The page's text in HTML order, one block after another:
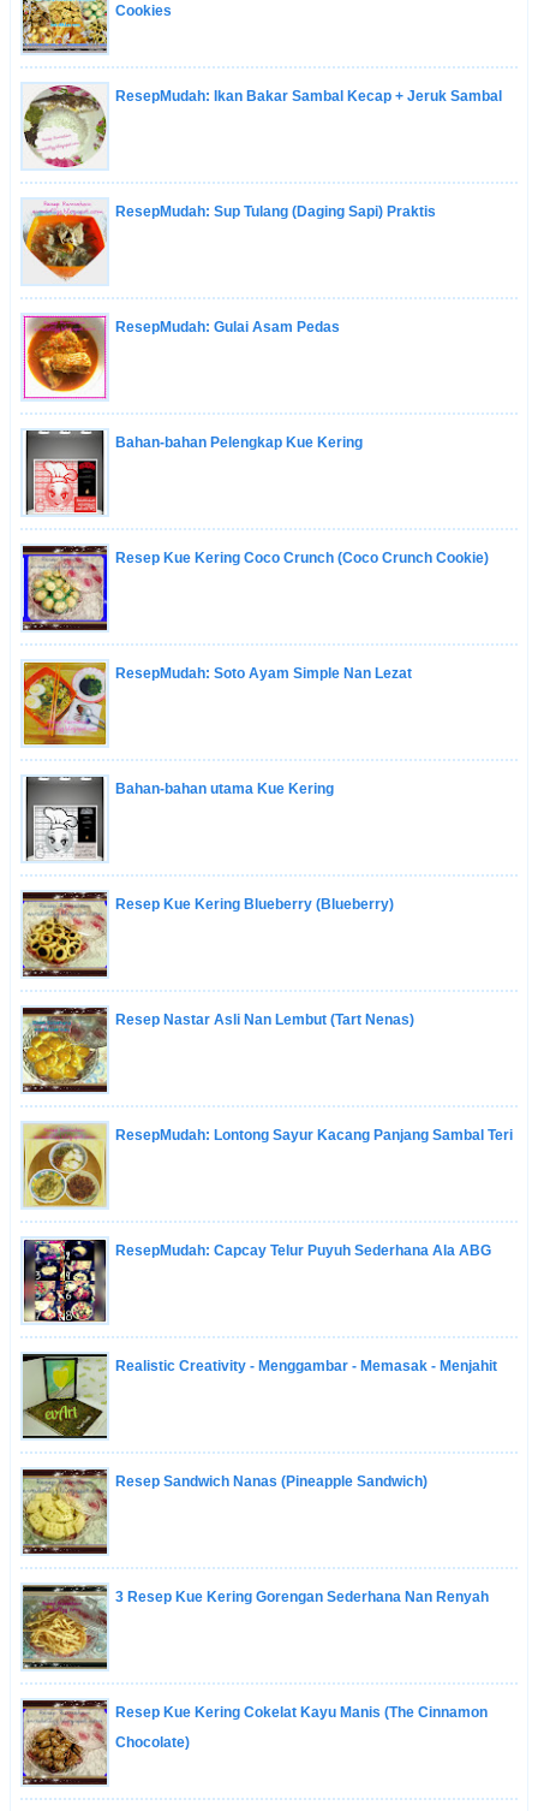
Cookies
ResepMudah: Ikan Bakar Sambal Kecap + Jeruk Sambal
ResepMudah: Sup Tulang (Daging Sapi) Praktis
ResepMudah: Gulai Asam Pedas
Bahan-bahan Pelengkap Kue Kering
Resep Kue Kering Coco Crunch (Coco Crunch Cookie)
ResepMudah: Soto Ayam Simple Nan Lezat
Bahan-bahan utama Kue Kering
Resep Kue Kering Blueberry (Blueberry)
Resep Nastar Asli Nan Lembut (Tart Nenas)
ResepMudah: Lontong Sayur Kacang Panjang Sambal Teri
ResepMudah: Capcay Telur Puyuh Sederhana Ala ABG
Realistic Creativity - Menggambar - Memasak - Menjahit
Resep Sandwich Nanas (Pineapple Sandwich)
3 Resep Kue Kering Gorengan Sederhana Nan Renyah
Resep Kue Kering Cokelat Kayu Manis (The Cinnamon
Chocolate)